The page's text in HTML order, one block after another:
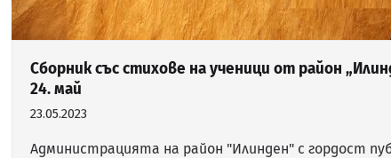
Сборник със стихове на ученици от район
24. май
23.05.2023
Администрацията на район "Илинден" с гордост